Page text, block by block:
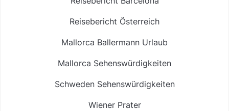
Reisebericht Österreich
Mallorca Ballermann Urlaub
Mallorca Sehenswürdigkeiten
Schweden Sehenswürdigkeiten
Wiener Prater